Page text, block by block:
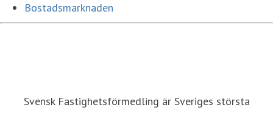
Bostadsmarknaden
Svensk Fastighetsförmedling är Sveriges största